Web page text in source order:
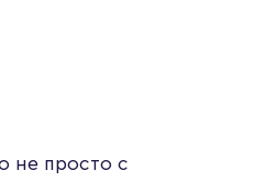
не просто с